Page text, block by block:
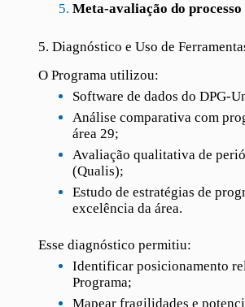
Meta-avaliação do processo
5. Diagnóstico e Uso de
O Programa utilizou:
Software de dados do DPG-
Análise comparativa com
área 29;
Avaliação qualitativa de
(Qualis);
Estudo de estratégias de
excelência da área.
Esse diagnóstico permitiu:
Identificar posicionamento
Programa;
Mapear fragilidades e